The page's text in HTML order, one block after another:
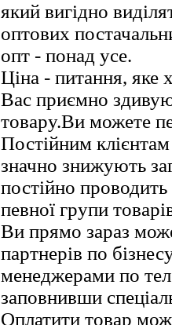
який вигідно
оптових
опт - понад усе.
Ціна - питання, яке
Вас приємно
товару.Ви можете
Постійним
значно знижують
постійно проводить
певної групи
Ви прямо зараз
партнерів по
менеджерами по
заповнивши
Оплатити товар